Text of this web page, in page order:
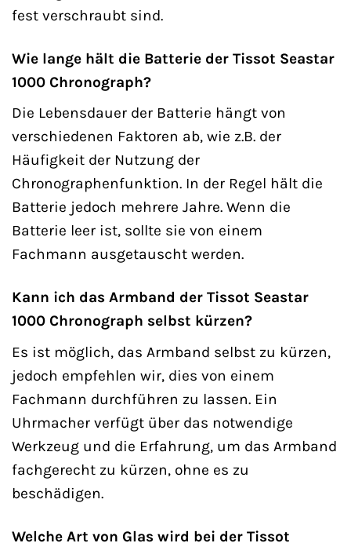
fest verschraubt sind.
Wie lange hält die Batterie der Tissot Seastar
1000 Chronograph?
Die Lebensdauer der Batterie hängt von
verschiedenen Faktoren ab, wie z.B. der
Häufigkeit der Nutzung der
Chronographenfunktion. In der Regel hält die
Batterie jedoch mehrere Jahre. Wenn die
Batterie leer ist, sollte sie von einem
Fachmann ausgetauscht werden.
Kann ich das Armband der Tissot Seastar
1000 Chronograph selbst kürzen?
Es ist möglich, das Armband selbst zu kürzen,
jedoch empfehlen wir, dies von einem
Fachmann durchführen zu lassen. Ein
Uhrmacher verfügt über das notwendige
Werkzeug und die Erfahrung, um das Armband
fachgerecht zu kürzen, ohne es zu
beschädigen.
Welche Art von Glas wird bei der Tissot